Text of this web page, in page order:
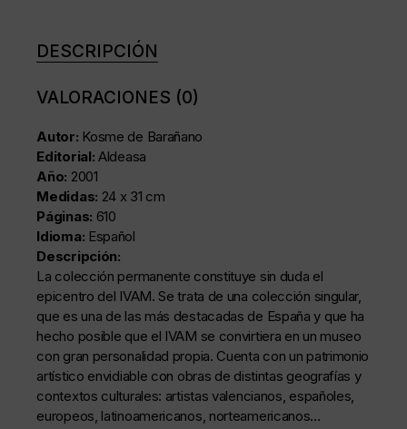
DESCRIPCIÓN
VALORACIONES (0)
Autor: Kosme de Barañano
Editorial:Aldeasa
Año: 2001
Medidas: 24 x 31 cm
Páginas: 610
Idioma: Español
Descripción:
La colección permanente constituye sin duda el
epicentro del IVAM. Se trata de una colección singular,
que es una de las más destacadas de España y que ha
hecho posible que el IVAM se convirtiera en un museo
con gran personalidad propia. Cuenta con un patrimonio
artístico envidiable con obras de distintas geografías y
contextos culturales: artistas valencianos, españoles,
europeos, latinoamericanos, norteamericanos…